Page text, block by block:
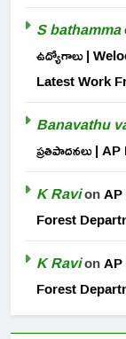
S bathamma
ఉద్యోగాలు |
Latest Work
Banavathu
ప్రతిపాదనలు |
K Ravion
Forest
K Ravion
Forest